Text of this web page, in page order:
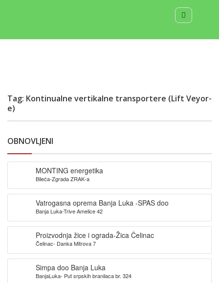
Tag: Kontinualne vertikalne transportere (Lift Veyor-
e)
OBNOVLJENI
MONTING energetika
Bileća-Zgrada ZRAK-a
Vatrogasna oprema Banja Luka -SPAS doo
Banja Luka-Trive Amelice 42
Proizvodnja žice i ograda-Žica Čelinac
Čelinac- Danka Mitrova 7
Simpa doo Banja Luka
BanjaLuka- Put srpskih branilaca br. 324